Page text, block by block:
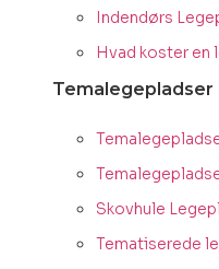
Indendørs
Hvad koster en
Temalegepladser
Skovhule
Tematiserede